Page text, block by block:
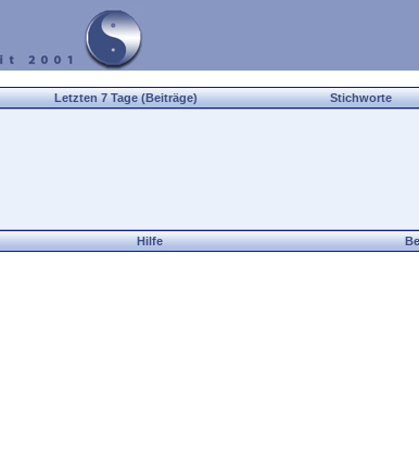
Letzten 7 Tage (Beiträge) Stichworte
Hilfe